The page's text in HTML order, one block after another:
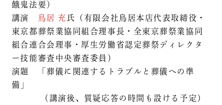
餓鬼法要）
講演 鳥居 充 氏（有限会社鳥居本店代表取締役・
東京都葬祭業協同組合理事長・全東京葬祭業協同
組合連合会理事・厚生労働省認定葬祭ディレクタ
ー技能審査中央審査委員）
演題 「葬儀に関連するトラブルと葬儀への準
備」
（講演後、質疑応答の時間も設ける予定）